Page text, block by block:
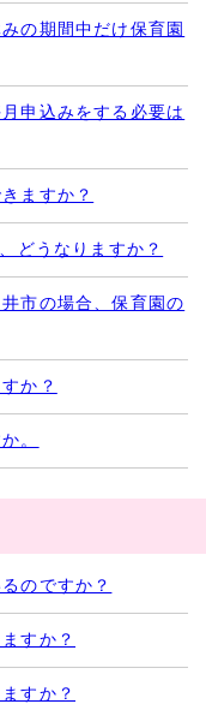
の期間中だけ保育園
申込みをする必要は
ますか？
どうなりますか？
市の場合、保育園の
か？
。
のですか？
すか？
すか？